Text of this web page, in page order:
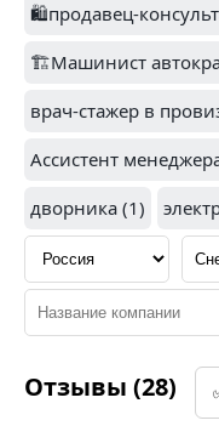
СТОЛЬНИК (1)
JUSTKIDS (1)
🛍️продавец-
🏗️Машинист
врач-стажер в
Ассистент
дворника (1)
Отзывы (28)